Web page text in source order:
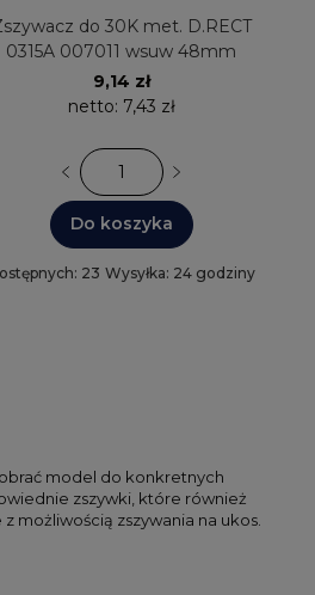
do 30K met. D.RECT
0315A 007011 wsuw 48mm
9,14 zł
netto: 7,43 zł
Do koszyka
23 Wysyłka: 24 godziny
model do konkretnych
zszywki, które również
możliwością zszywania na ukos.